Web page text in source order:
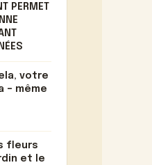
PERMET
votre
– même
fleurs
et le